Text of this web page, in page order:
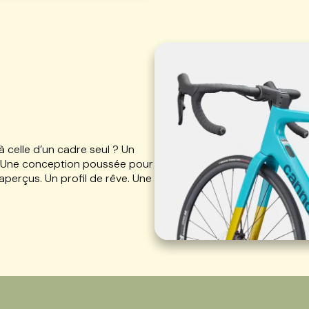
d’un cadre seul ? Un
conception poussée pour
Un profil de rêve. Une